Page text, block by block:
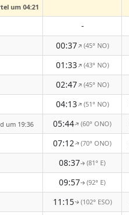
um 04:21
-
00:37↑(45° NO)
01:33↑(43° NO)
02:47↑(45° NO)
04:13↑(51° NO)
um 19:36 05:44↑(60° ONO)
07:12↑(70° ONO)
08:37↑(81° E)
09:57↑(92° E)
11:15↑(102° ESO)